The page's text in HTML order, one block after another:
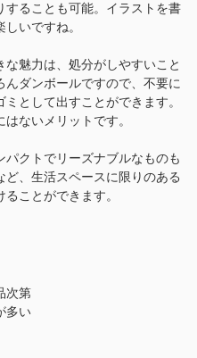
することも可能。イラストを書
いですね。
魅力は、処分がしやすいこと
んダンボールですので、不要に
として出すことができます。
ないメリットです。
パクトでリーズナブルなものも
、生活スペースに限りのある
ことができます。
次第
多い